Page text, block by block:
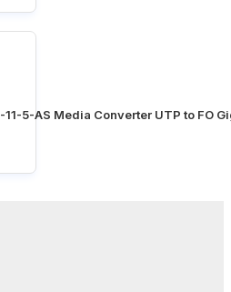
11-5-AS Media Converter UTP to FO